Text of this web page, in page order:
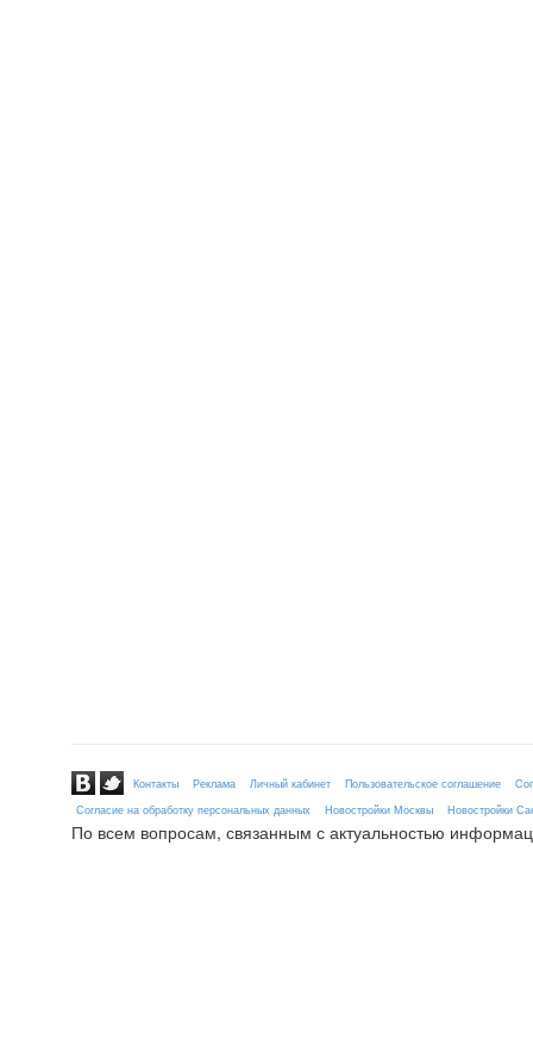
Контакты Реклама Личный кабинет Пользовательское соглашение
Согласие на обработку персональных данных
Новостройки Москвы Новостройки
По всем вопросам, связанным с актуальностью